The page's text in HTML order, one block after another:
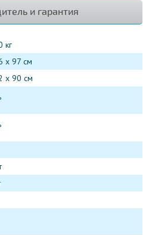
и гарантия
кг
х 97 см
х 90 см